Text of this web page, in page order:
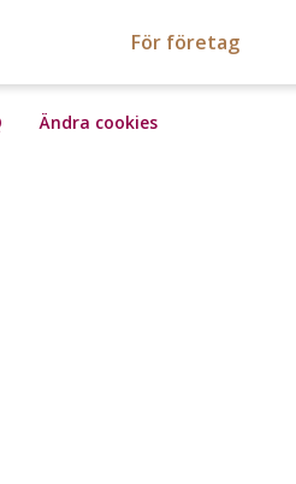
För företag
Ändra cookies